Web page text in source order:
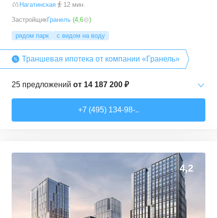
Нагатинская
12 мин.
ЗастройщикГранель (4,6 )
рядом парк с видом на воду
Траншевая ипотека от компании «Гранель»
25 предложений от 14 187 200 ₽
59,92–66,22м² 18 предложений
4-комн. кв. от30 444 510 ₽
82,58м² 4 предложения
+7 (495) 134-98-..
4,2